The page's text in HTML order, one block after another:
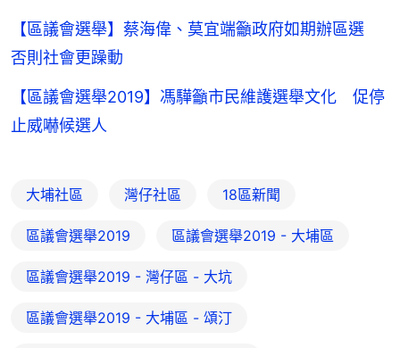
【區議會選舉】蔡海偉、莫宜端籲政府如期辦區選
否則社會更躁動
【區議會選舉2019】馮驊籲市民維護選舉文化 促停
止威嚇候選人
大埔社區 灣仔社區 18區新聞
區議會選舉2019 區議會選舉2019 - 大埔區
區議會選舉2019 - 灣仔區 - 大坑
區議會選舉2019 - 大埔區 - 頌汀